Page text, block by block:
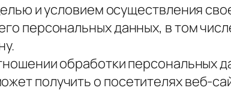
и условием осуществления
персональных данных, в том
обработки персональных
получить о посетителях веб-